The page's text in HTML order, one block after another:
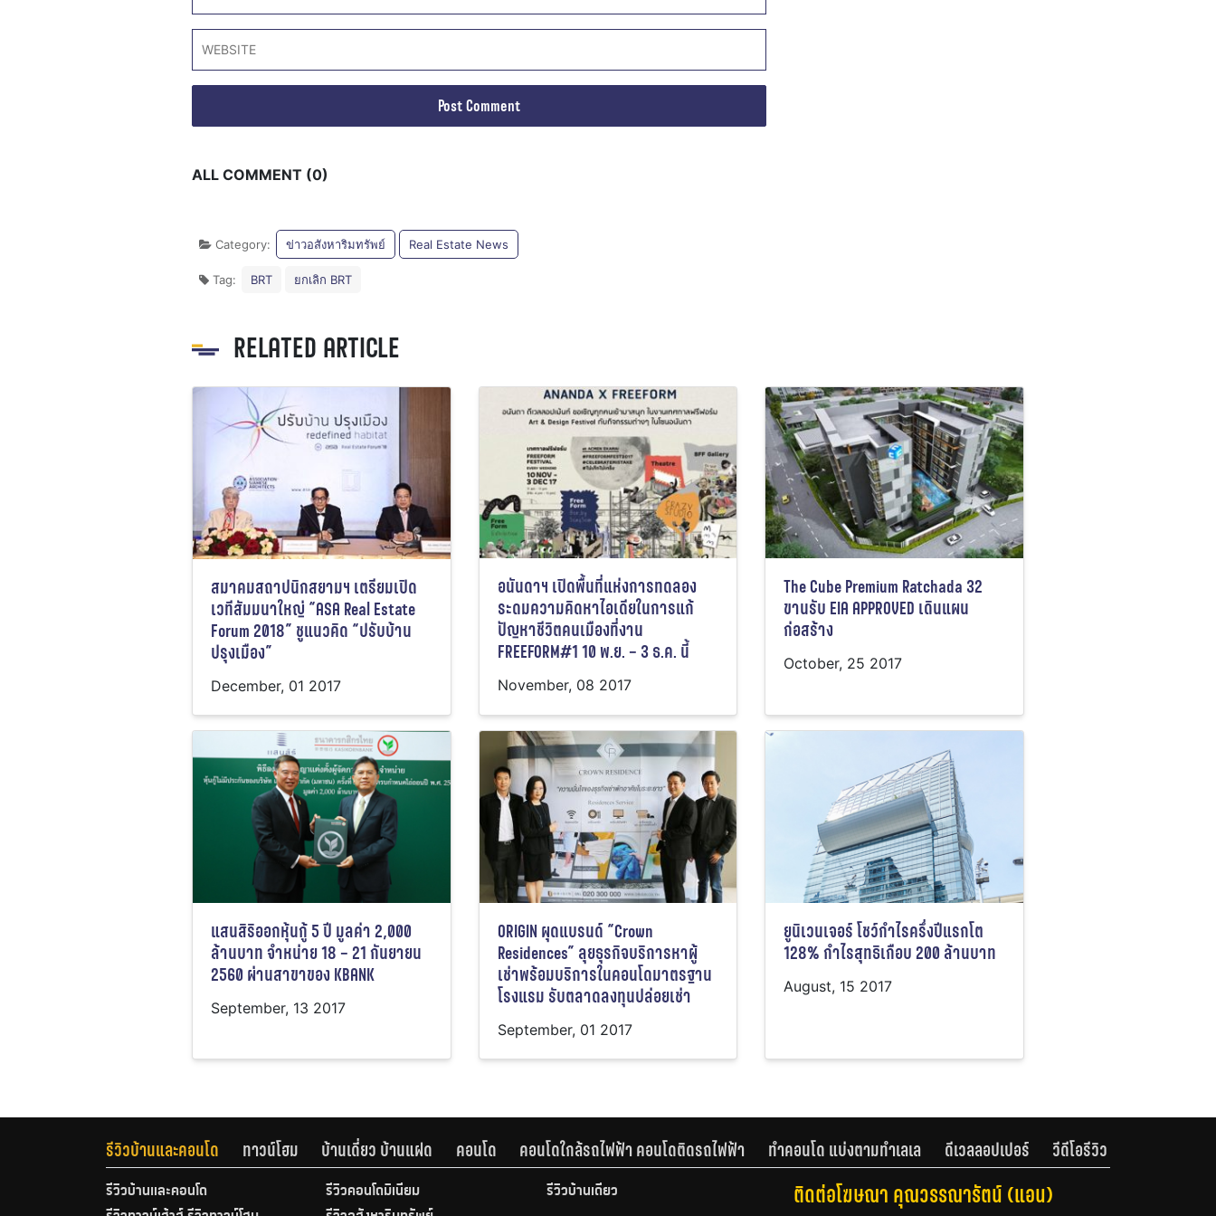
ALL COMMENT (0)
Category: ข่าวอสังหาริมทรัพย์ Real Estate News
Tag: BRT ยกเลิก BRT
RELATED ARTICLE
สมาคมสถาปนิกสยามฯ เตรียมเปิด
เวทีสัมมนาใหญ่ “ASA Real Estate
Forum 2018” ชูแนวคิด “ปรับบ้าน
ปรุงเมือง”
December, 01 2017
อนันดาฯ เปิดพื้นที่แห่งการทดลอง
ระดมความคิดหาไอเดียในการแก้
ปัญหาชีวิตคนเมืองที่งาน
FREEFORM#1 10 พ.ย. – 3 ธ.ค. นี้
November, 08 2017
The Cube Premium Ratchada 32
ขานรับ EIA APPROVED เดินแผน
ก่อสร้าง
October, 25 2017
แสนสิริออกหุ้นกู้ 5 ปี มูลค่า 2,000
ล้านบาท จำหน่าย 18 – 21 กันยายน
2560 ผ่านสาขาของ KBANK
September, 13 2017
ORIGIN ผุดแบรนด์ “Crown
Residences” ลุยธุรกิจบริการหาผู้
เช่าพร้อมบริการในคอนโดมาตรฐาน
โรงแรม รับตลาดลงทุนปล่อยเช่า
September, 01 2017
ยูนิเวนเจอร์ โชว์กำไรครึ่งปีแรกโต
128% กำไรสุทธิเกือบ 200 ล้านบาท
August, 15 2017
รีวิวบ้านและคอนโด ทาวน์โฮม บ้านเดี่ยว บ้านแฝด คอนโด คอนโดใกล้รถไฟฟ้า คอนโดติดรถไฟฟ้า ทำคอนโด แบ่งตามทำเลเล ดีเวลลอปเปอร์ วีดีโอรีวิว
รีวิวบ้านและคอนโด รีวิวคอนโดมิเนียม
รีวิวบ้านเดี่ยว
ติดต่อโฆษณา คุณวรรณารัตน์ (แอน)